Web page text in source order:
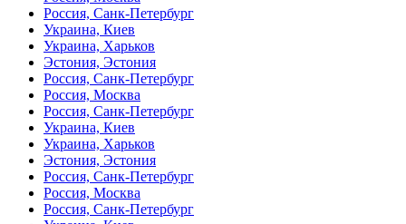
Россия, Санк-Петербург
Украина, Киев
Украина, Харьков
Эстония, Эстония
Россия, Санк-Петербург
Россия, Москва
Россия, Санк-Петербург
Украина, Киев
Украина, Харьков
Эстония, Эстония
Россия, Санк-Петербург
Россия, Москва
Россия, Санк-Петербург